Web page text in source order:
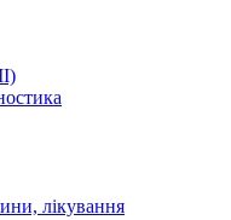
лікування